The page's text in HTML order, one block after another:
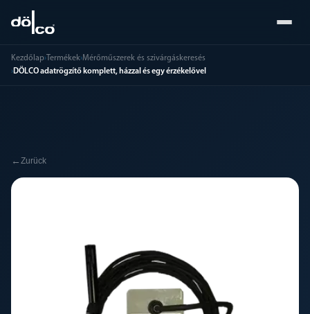
Kezdőlap› Termékek›Mérőműszerek és szivárgáskeresés
›DÖLCO adatrögzítő komplett, házzal és egy érzékelővel
← Zurück